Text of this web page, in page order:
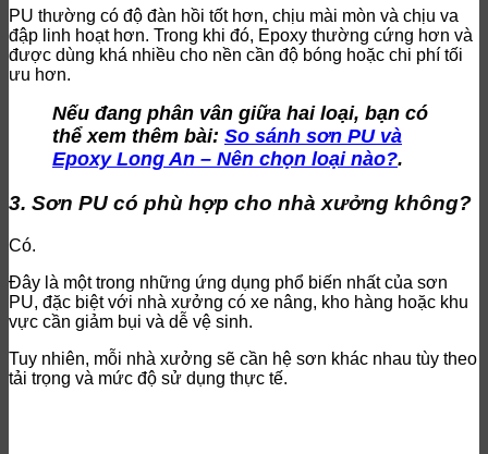
PU thường có độ đàn hồi tốt hơn, chịu mài mòn và chịu va
đập linh hoạt hơn. Trong khi đó, Epoxy thường cứng hơn và
được dùng khá nhiều cho nền cần độ bóng hoặc chi phí tối
ưu hơn.
Nếu đang phân vân giữa hai loại, bạn có
thể xem thêm bài: So sánh sơn PU và
Epoxy Long An – Nên chọn loại nào?.
3. Sơn PU có phù hợp cho nhà xưởng không?
Có.
Đây là một trong những ứng dụng phổ biến nhất của sơn
PU, đặc biệt với nhà xưởng có xe nâng, kho hàng hoặc khu
vực cần giảm bụi và dễ vệ sinh.
Tuy nhiên, mỗi nhà xưởng sẽ cần hệ sơn khác nhau tùy theo
tải trọng và mức độ sử dụng thực tế.